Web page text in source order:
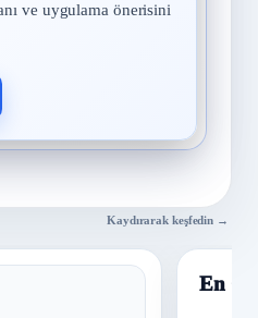
ve uygulama önerisini
Kaydırarak keşfedin →
En